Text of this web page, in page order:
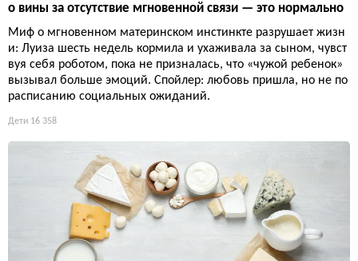
о вины за отсутствие мгновенной связи — это нормально
Миф о мгновенном материнском инстинкте разрушает жизн
и: Луиза шесть недель кормила и ухаживала за сыном, чувст
вуя себя роботом, пока не призналась, что «чужой ребенок»
вызывал больше эмоций. Спойлер: любовь пришла, но не по
расписанию социальных ожиданий.
Дети 16 358